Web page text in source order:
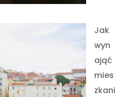
Jak
wyn
ająć
mies
zkani